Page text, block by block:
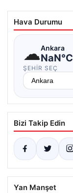
Hava Durumu
☁Ankara
NaN°C
ŞEHIR SEÇ
Bizi Takip Edin
Yan Manşet